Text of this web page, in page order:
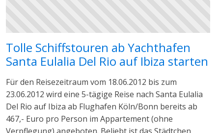
Tolle Schiffstouren ab Yachthafen
Santa Eulalia Del Rio auf Ibiza starten
Für den Reisezeitraum vom 18.06.2012 bis zum
23.06.2012 wird eine 5-tägige Reise nach Santa Eulalia
Del Rio auf Ibiza ab Flughafen Köln/Bonn bereits ab
467,- Euro pro Person im Appartement (ohne